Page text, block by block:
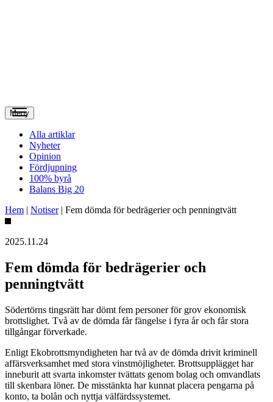
Meny
Alla artiklar
Nyheter
Opinion
Fördjupning
100% byrå
Balans Big 20
Hem | Notiser| Fem dömda för bedrägerier och penningtvätt
2025.11.24
Fem dömda för bedrägerier och
penningtvätt
Södertörns tingsrätt har dömt fem personer för grov ekonomisk
brottslighet. Två av de dömda får fängelse i fyra år och får stora
tillgångar förverkade.
Enligt Ekobrottsmyndigheten har två av de dömda drivit kriminell
affärsverksamhet med stora vinstmöjligheter. Brottsupplägget har
inneburit att svarta inkomster tvättats genom bolag och omvandlats
till skenbara löner. De misstänkta har kunnat placera pengarna på
konto, ta bolån och nyttja välfärdssystemet.